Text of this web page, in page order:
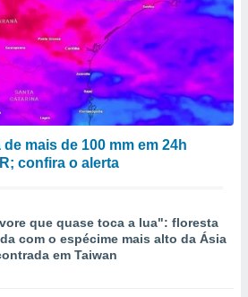
mais de 100 mm em 24h
confira o alerta
que quase toca a lua": floresta
com o espécime mais alto da Ásia
em Taiwan